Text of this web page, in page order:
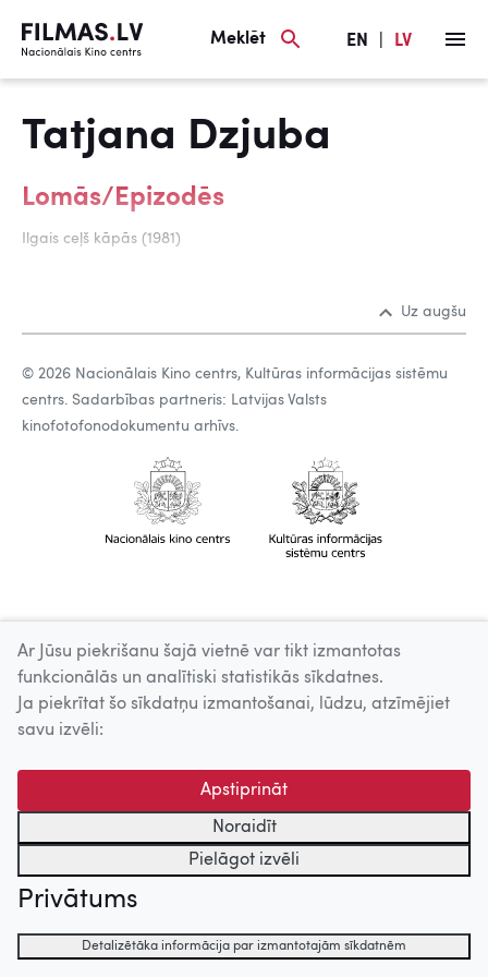
Meklēt EN LV
Tatjana Dzjuba
Lomās/Epizodēs
Ilgais ceļš kāpās (1981)
Uz augšu
© 2026 Nacionālais Kino centrs, Kultūras informācijas sistēmu
centrs. Sadarbības partneris: Latvijas Valsts
kinofotofonodokumentu arhīvs.
Ar Jūsu piekrišanu šajā vietnē var tikt izmantotas
funkcionālās un analītiski statistikās sīkdatnes.
Ja piekrītat šo sīkdatņu izmantošanai, lūdzu, atzīmējiet
savu izvēli:
Apstiprināt
Noraidīt
Pielāgot izvēli
Privātums
Detalizētāka informācija par izmantotajām sīkdatnēm